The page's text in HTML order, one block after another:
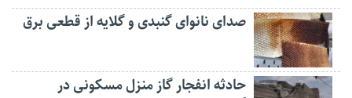
صدای نانوای گنبدی و گلایه از قطعی برق
حادثه انفجار گاز منزل مسکونی در